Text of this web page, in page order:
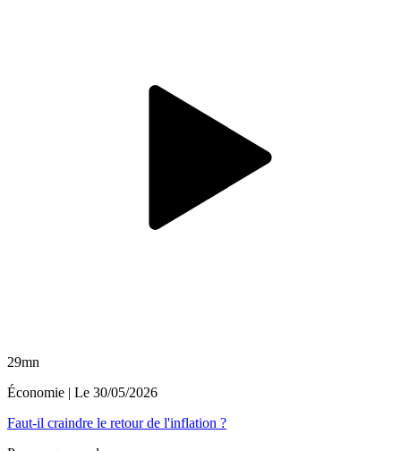
29mn
Économie | Le 30/05/2026
Faut-il craindre le retour de l'inflation ?